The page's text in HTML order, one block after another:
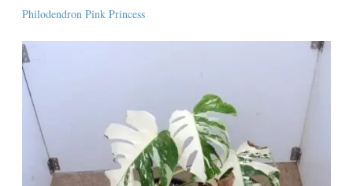
Philodendron Pink Princess